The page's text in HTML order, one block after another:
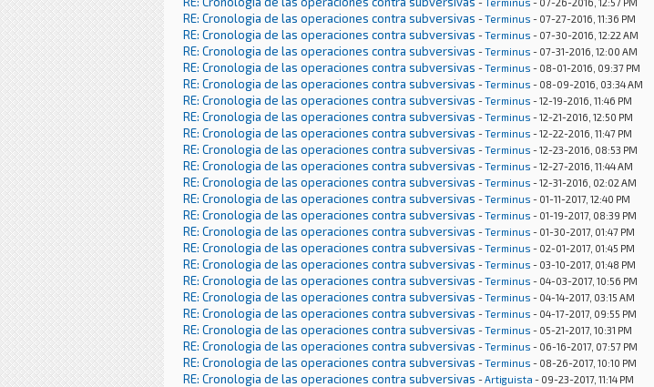
-Terminus - 07-26-2016, 12:57 PM
RE: Cronologia de las operaciones contra subversivas -Terminus - 07-27-2016, 11:36 PM
RE: Cronologia de las operaciones contra subversivas -Terminus - 07-30-2016, 12:22 AM
RE: Cronologia de las operaciones contra subversivas -Terminus - 07-31-2016, 12:00 AM
RE: Cronologia de las operaciones contra subversivas -Terminus - 08-01-2016, 09:37 PM
RE: Cronologia de las operaciones contra subversivas -Terminus - 08-09-2016, 03:34 AM
RE: Cronologia de las operaciones contra subversivas -Terminus - 12-19-2016, 11:46 PM
RE: Cronologia de las operaciones contra subversivas -Terminus - 12-21-2016, 12:50 PM
RE: Cronologia de las operaciones contra subversivas -Terminus - 12-22-2016, 11:47 PM
RE: Cronologia de las operaciones contra subversivas -Terminus - 12-23-2016, 08:53 PM
RE: Cronologia de las operaciones contra subversivas -Terminus - 12-27-2016, 11:44 AM
RE: Cronologia de las operaciones contra subversivas -Terminus - 12-31-2016, 02:02 AM
RE: Cronologia de las operaciones contra subversivas -Terminus - 01-11-2017, 12:40 PM
RE: Cronologia de las operaciones contra subversivas -Terminus - 01-19-2017, 08:39 PM
RE: Cronologia de las operaciones contra subversivas -Terminus - 01-30-2017, 01:47 PM
RE: Cronologia de las operaciones contra subversivas -Terminus - 02-01-2017, 01:45 PM
RE: Cronologia de las operaciones contra subversivas -Terminus - 03-10-2017, 01:48 PM
RE: Cronologia de las operaciones contra subversivas -Terminus - 04-03-2017, 10:56 PM
RE: Cronologia de las operaciones contra subversivas -Terminus - 04-14-2017, 03:15 AM
RE: Cronologia de las operaciones contra subversivas -Terminus - 04-17-2017, 09:55 PM
RE: Cronologia de las operaciones contra subversivas -Terminus - 05-21-2017, 10:31 PM
RE: Cronologia de las operaciones contra subversivas -Terminus - 06-16-2017, 07:57 PM
RE: Cronologia de las operaciones contra subversivas -Terminus - 08-26-2017, 10:10 PM
RE: Cronologia de las operaciones contra subversivas -Artiguista - 09-23-2017, 11:14 PM